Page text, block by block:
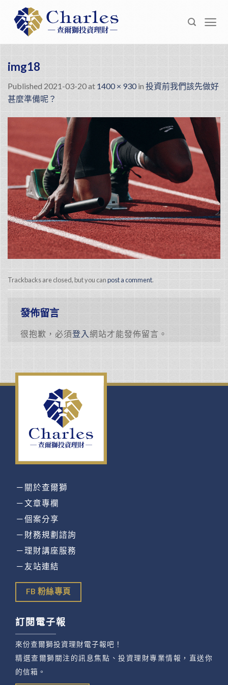
content
img18
Published 2021-03-20at 1400 × 930in 投資前我們該先做好
甚麼準備呢？
Trackbacks are closed, but you canpost a comment.
發佈留言
很抱歉，必須登入 網站才能發佈留言。
－關於查爾獅
－文章專欄
－個案分享
－財務規劃諮詢
－理財講座服務
－友站連結
FB 粉絲專頁
訂閱電子報
來份查爾獅投資理財電子報吧！
精選查爾獅關注的訊息焦點、投資理財專業情報，直送你
的信箱。